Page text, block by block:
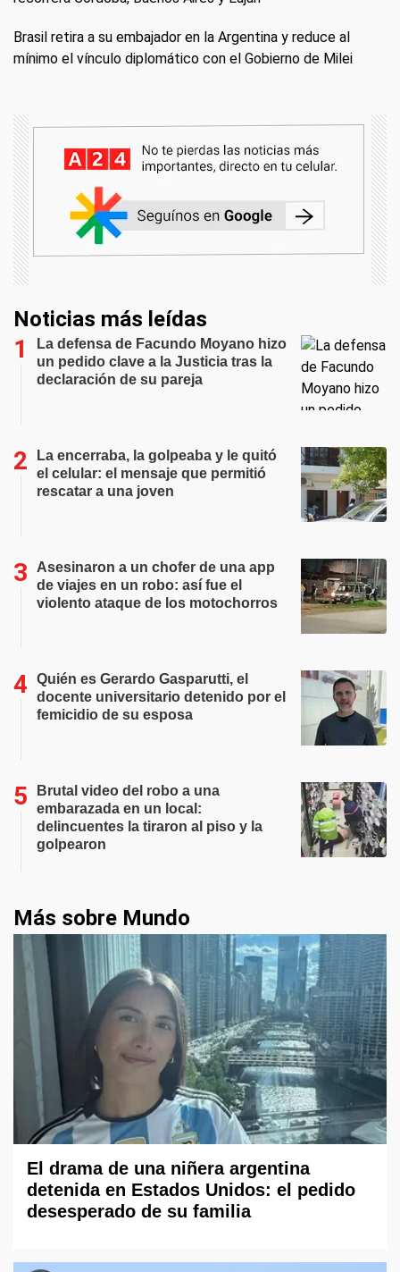
Brasil retira a su embajador en la Argentina y reduce al
mínimo el vínculo diplomático con el Gobierno de Milei
Noticias más leídas
La defensa de Facundo Moyano hizo
un pedido clave a la Justicia tras la
declaración de su pareja
La encerraba, la golpeaba y le quitó
el celular: el mensaje que permitió
rescatar a una joven
Asesinaron a un chofer de una app
de viajes en un robo: así fue el
violento ataque de los motochorros
Quién es Gerardo Gasparutti, el
docente universitario detenido por el
femicidio de su esposa
Brutal video del robo a una
embarazada en un local:
delincuentes la tiraron al piso y la
golpearon
Más sobre Mundo
El drama de una niñera argentina
detenida en Estados Unidos: el pedido
desesperado de su familia